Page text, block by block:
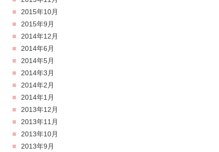
2015年10月
2015年9月
2014年12月
2014年6月
2014年5月
2014年3月
2014年2月
2014年1月
2013年12月
2013年11月
2013年10月
2013年9月